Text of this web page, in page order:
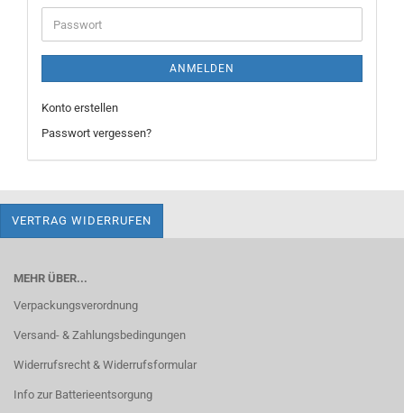
Adresse
Passwort
ANMELDEN
Konto erstellen
Passwort vergessen?
VERTRAG WIDERRUFEN
MEHR ÜBER...
Verpackungsverordnung
Versand- & Zahlungsbedingungen
Widerrufsrecht & Widerrufsformular
Info zur Batterieentsorgung